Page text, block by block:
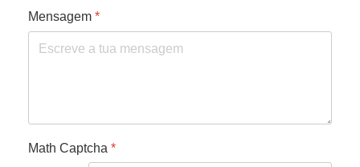
Mensagem *
Math Captcha *